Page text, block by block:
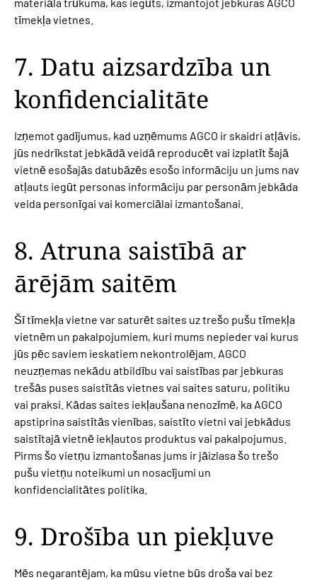
tīmekļa vietnes.
7. Datu aizsardzība un
konfidencialitāte
Izņemot gadījumus, kad uzņēmums AGCO ir skaidri atļāvis,
jūs nedrīkstat jebkādā veidā reproducēt vai izplatīt šajā
vietnē esošajās datubāzēs esošo informāciju un jums nav
atļauts iegūt personas informāciju par personām jebkāda
veida personīgai vai komerciālai izmantošanai.
8. Atruna saistībā ar
ārējām saitēm
Šī tīmekļa vietne var saturēt saites uz trešo pušu tīmekļa
vietnēm un pakalpojumiem, kuri mums nepieder vai kurus
jūs pēc saviem ieskatiem nekontrolējam. AGCO
neuzņemas nekādu atbildību vai saistības par jebkuras
trešās puses saistītās vietnes vai saites saturu, politiku
vai praksi. Kādas saites iekļaušana nenozīmē, ka AGCO
apstiprina saistītās vienības, saistīto vietni vai jebkādus
saistītajā vietnē iekļautos produktus vai pakalpojumus.
Pirms šo vietņu izmantošanas jums ir jāizlasa šo trešo
pušu vietņu noteikumi un nosacījumi un
konfidencialitātes politika.
9. Drošība un piekļuve
Mēs negarantējam, ka mūsu vietne būs droša vai bez